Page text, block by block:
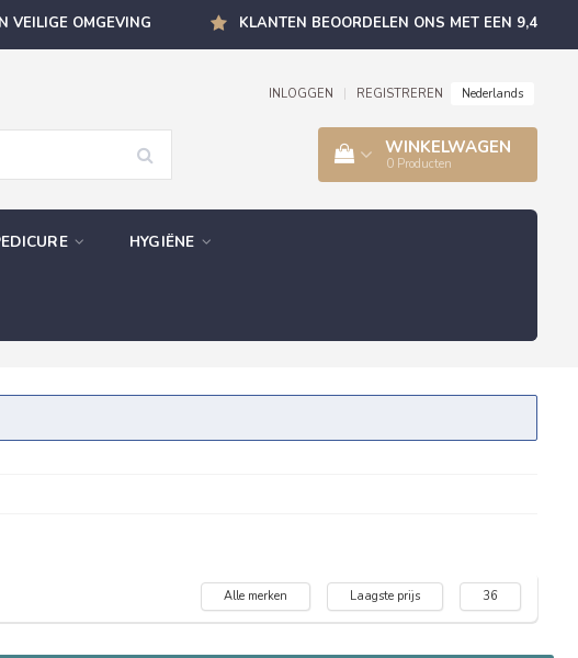
VEILIGE OMGEVING KLANTEN BEOORDELEN ONS MET EEN 9,4
INLOGGEN REGISTREREN Nederlands
WINKELWAGEN
0 Producten
HYGIËNE
Alle merken Laagste prijs 36